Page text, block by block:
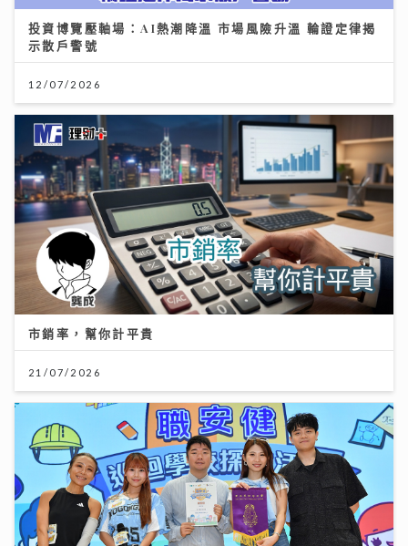
投資博覽壓軸場：AI熱潮降溫 市場風險升溫 輪證定律揭
示散戶警號
12/07/2026
市銷率，幫你計平貴
21/07/2026